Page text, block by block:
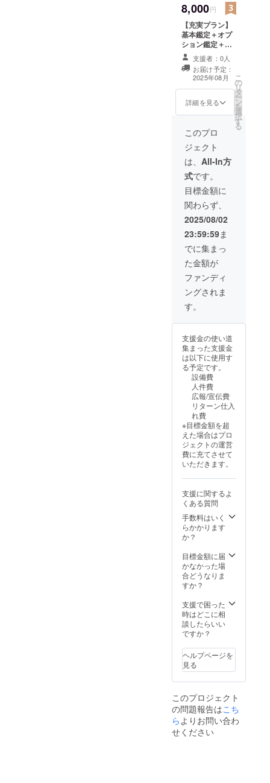
セット内容 ・香
り缶（オーダー
メイド）1個 ・
簡易鑑定書
（A4×2枚） こ
んな方におすす
め ・まずは気軽
に試してみたい
・香りのお守り
が欲しい ・占い
初心者さんや贈
り物にも◎ な
お、運勢/効能は
確約するもので
はありません。
の個性や運気の
流れ、 今後の過
ごし方のヒント
などをしっかり
読み解きます。
香り缶は鑑定結
果に基づき、香
り・色を完全
オーダーメイド
※支援の際、備考
欄にご希望内容
いたします。
（生年月日）
セット内容 ・香
り缶（オーダー
メイド）1個 ・
本格鑑定書
（A4×7枚） こ
んな方におすす
め ・じっくり自
分と向き合いた
い ・人生の方向
性を整えたい ・
贈り物や節目の
ギフトにも◎ な
お、運勢/効能は
確約するもので
はありません。
8,000円
【充実プラン】
基本鑑定＋オプ
ション鑑定＋香
り缶2個 本格鑑
定書（A4×7枚）
に加え、恋愛・
金運・健康など
から お好きな
テーマ1つを追加
た香り缶を2種類
お作りしてお届
けします。 鑑定
内容も香りもす
べてカスタマイ
ズ。 「今の自
分」と「気にな
るテーマ」の両
方を深く整え
る、特別なプラ
の際、備考欄に
ご希望内容の記
入をお願いいた
します。（生年
月日、鑑定テー
マ） セット内容
・香り缶（基本
用＋オプション
用）計2個 ・本
格鑑定書（A4×7
枚）＋追加鑑定
（A4×1～2枚）
こんな方におす
すめ ・恋愛運や
金運など、特定
の悩みがある ・
深く整えたい
テーマがある ・
香りをテーマ別
に楽しみたい な
お、運勢/効能は
確約するもので
はありません。
支援者：0人
お届け予定：
2025年08月
詳細を見る
こ
の
リ
タ
ー
ン
を
選
択
す
る
このプロ
ジェクト
は、 All-In方
式です。
目標金額に
関わらず、
2025/08/02
23:59:59ま
でに集まっ
た金額が
ファンディ
ングされま
す。
支援金の使い道
集まった支援金
は以下に使用す
る予定です。
設備費
人件費
広報/宣伝費
リターン仕入
れ費
※目標金額を超
えた場合はプロ
ジェクトの運営
費に充てさせて
いただきます。
支援に関するよ
くある質問
手数料はいく
らかかります
か？
目標金額に届
かなかった場
合どうなりま
すか？
支援で困った
時はどこに相
談したらいい
ですか？
ヘルプページを
見る
このプロジェクト
の問題報告はこち
らよりお問い合わ
せください